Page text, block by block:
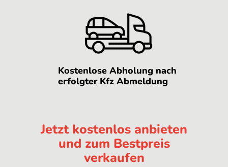
Kostenlose Abholung nach
erfolgter Kfz Abmeldung
Jetzt kostenlos anbieten
und zum Bestpreis
verkaufen